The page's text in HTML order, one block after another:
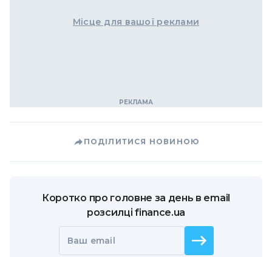
Місце для вашої реклами
ПОДІЛИТИСЯ НОВИНОЮ
Коротко про головне за день в email
розсилці finance.ua
Ваш email